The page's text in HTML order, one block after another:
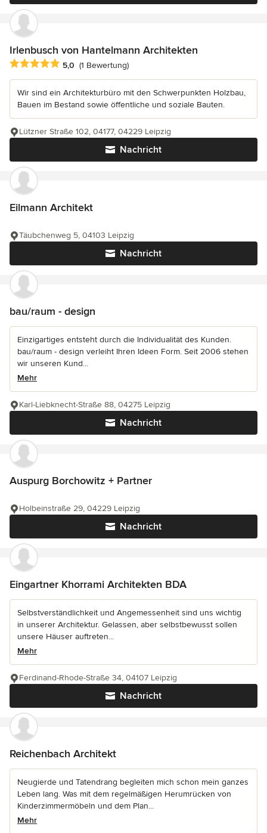
Irlenbusch von Hantelmann Architekten
Durchschnittliche Bewertung: 5 von 5 Sternen
5,0 (1 Bewertung)
Wir sind ein Architekturbüro mit den Schwerpunkten Holzbau,
Bauen im Bestand sowie öffentliche und soziale Bauten.
Nachricht
Lützner Straße 102, 04177, 04229 Leipzig
Eilmann Architekt
Nachricht
Täubchenweg 5, 04103 Leipzig
bau/raum - design
Einzigartiges entsteht durch die Individualität des Kunden.
bau/raum - design verleiht Ihren Ideen Form. Seit 2006 stehen
wir unseren Kund...
Mehr
Nachricht
Karl-Liebknecht-Straße 88, 04275 Leipzig
Auspurg Borchowitz + Partner
Nachricht
Holbeinstraße 29, 04229 Leipzig
Eingartner Khorrami Architekten BDA
Selbstverständlichkeit und Angemessenheit sind uns wichtig
in unserer Architektur. Gelassen, aber selbstbewusst sollen
unsere Häuser auftreten...
Mehr
Nachricht
Ferdinand-Rhode-Straße 34, 04107 Leipzig
Reichenbach Architekt
Neugierde und Tatendrang begleiten mich schon mein ganzes
Leben lang. Was mit dem regelmäßigen Herumrücken von
Kinderzimmermöbeln und dem Plan...
Mehr